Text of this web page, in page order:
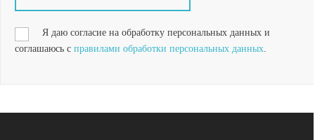
Я даю согласие на обработку персональных данных и
соглашаюсь с правилами обработки персональных данных